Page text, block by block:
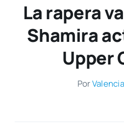
La rapera
Shamira
Upper
Por